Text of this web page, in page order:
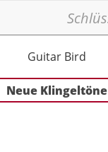
Guitar Bird
Neue Klingeltöne